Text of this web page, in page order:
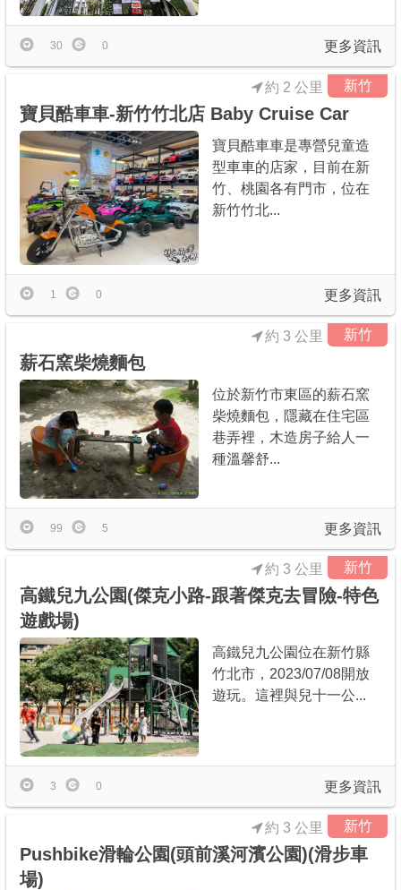
更多資訊
30 0
新竹
寶貝酷車車-新竹竹北店 Baby Cruise Car
約 2 公里
寶貝酷車車是專營兒童造
型車車的店家，目前在新
竹、桃園各有門市，位在
新竹竹北...
更多資訊
1 0
新竹
薪石窯柴燒麵包
約 3 公里
位於新竹市東區的薪石窯
柴燒麵包，隱藏在住宅區
巷弄裡，木造房子給人一
種溫馨舒...
更多資訊
99 5
新竹
高鐵兒九公園(傑克小路-跟著傑克去冒險-特色
遊戲場)
約 3 公里
高鐵兒九公園位在新竹縣
竹北市，2023/07/08開放
遊玩。這裡與兒十一公...
更多資訊
3 0
新竹
Pushbike滑輪公園(頭前溪河濱公園)(滑步車
場)
約 3 公里